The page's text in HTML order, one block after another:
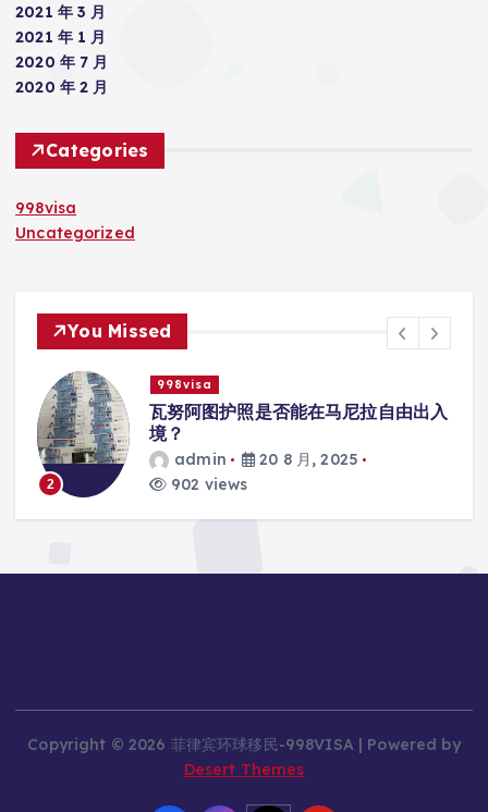
2021 年 3 月
2021 年 1 月
2020 年 7 月
2020 年 2 月
Categories
998visa
Uncategorized
You Missed
2
998visa
瓦努阿图护照是否能在马尼拉自由出入
境？
admin
20 8 月, 2025
902 views
Copyright © 2026 菲律宾环球移民-998VISA | Powered by
Desert Themes